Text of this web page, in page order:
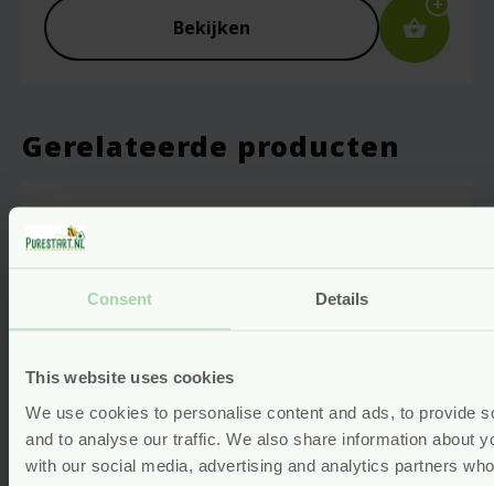
Consent Details
This website uses cookies
We use cookies to personalise content and ads, to provide
and to analyse our traffic. We also share information about
with our social media, advertising and analytics partners
Captcha*
browser voor de volgende keer wanneer ik
Bekijken
Gerelateerde producten